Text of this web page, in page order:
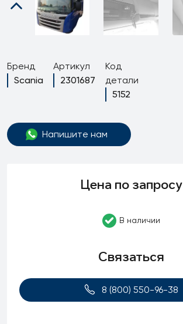
Бренд
Scania
Артикул
2301687
Код
детали
5152
Напишите нам
Цена по запросу
В наличии
Связаться
8 (800) 550-96-38